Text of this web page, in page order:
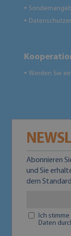
●
●
● Werden Sie
Abonnieren
und Sie
dem
Ich
Daten